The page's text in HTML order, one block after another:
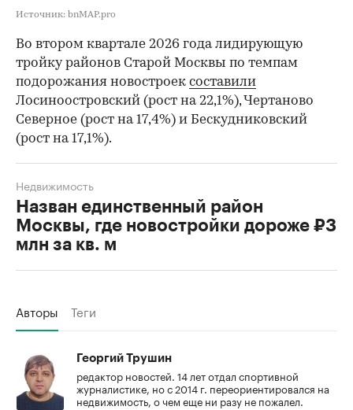
Источник: bnMAP.pro
Во втором квартале 2026 года лидирующую
тройку районов Старой Москвы по темпам
подорожания новостроек составили
Лосиноостровский (рост на 22,1%), Чертаново
Северное (рост на 17,4%) и Бескудниковский
(рост на 17,1%).
Назван единственный район
Москвы, где новостройки дороже ₽3
млн за кв. м
Недвижимость
Авторы Теги
Георгий Трушин
редактор новостей. 14 лет отдал спортивной
журналистике, но с 2014 г. переориентировался на
недвижимость, о чем еще ни разу не пожалел.